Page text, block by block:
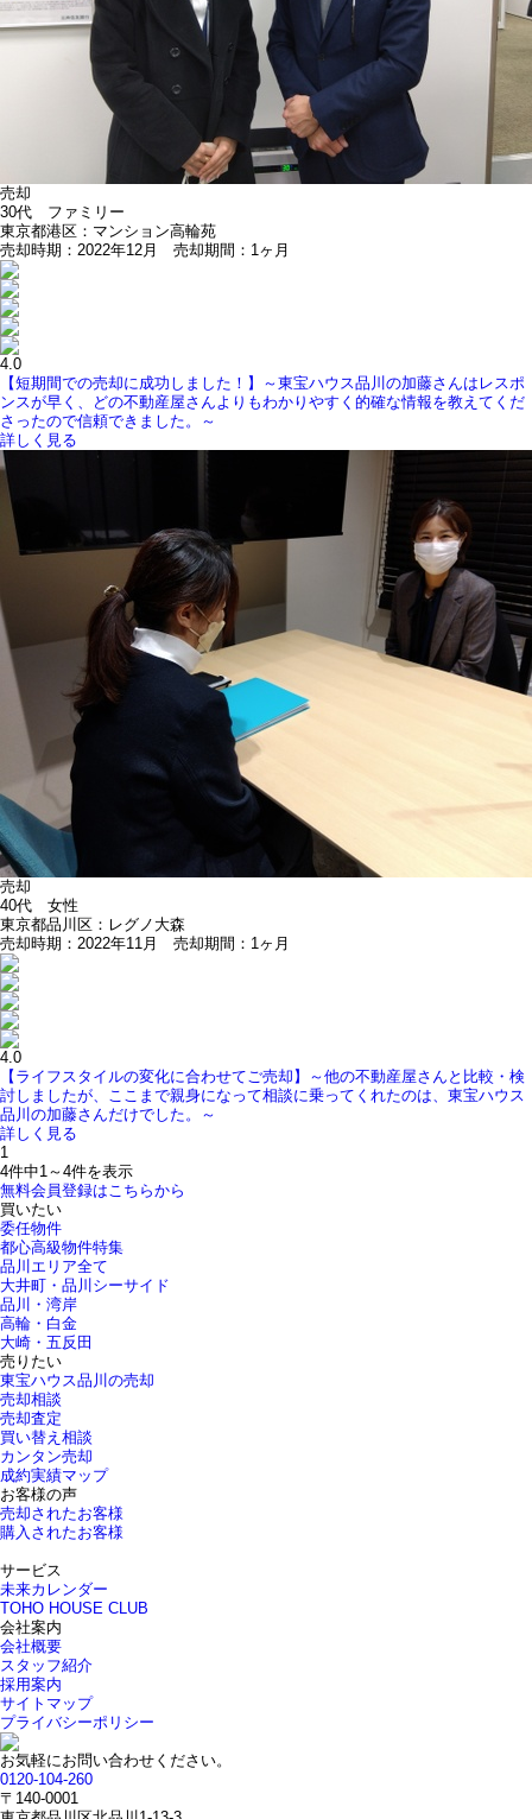
売却
30代 ファミリー
東京都港区：マンション高輪苑
売却時期：2022年12月 売却期間：1ヶ月
4.0
【短期間での売却に成功しました！】～東宝ハウス品川の加藤さんはレスポ
ンスが早く、どの不動産屋さんよりもわかりやすく的確な情報を教えてくだ
さったので信頼できました。～
詳しく見る
売却
40代 女性
東京都品川区：レグノ大森
売却時期：2022年11月 売却期間：1ヶ月
4.0
【ライフスタイルの変化に合わせてご売却】～他の不動産屋さんと比較・検
討しましたが、ここまで親身になって相談に乗ってくれたのは、東宝ハウス
品川の加藤さんだけでした。～
詳しく見る
1
4件中1～4件を表示
無料会員登録はこちらから
買いたい
委任物件
都心高級物件特集
品川エリア全て
大井町・品川シーサイド
品川・湾岸
高輪・白金
大崎・五反田
売りたい
東宝ハウス品川の売却
売却相談
売却査定
買い替え相談
カンタン売却
成約実績マップ
お客様の声
売却されたお客様
購入されたお客様
サービス
未来カレンダー
TOHO HOUSE CLUB
会社案内
会社概要
スタッフ紹介
採用案内
サイトマップ
プライバシーポリシー
お気軽にお問い合わせください。
0120-104-260
〒140-0001